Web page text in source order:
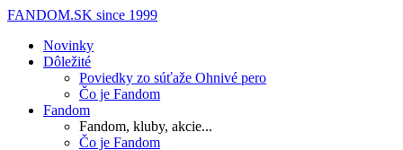
FANDOM.SK since 1999
Novinky
Dôležité
Poviedky zo súťaže Ohnivé pero
Čo je Fandom
Fandom
Fandom, kluby, akcie...
Čo je Fandom